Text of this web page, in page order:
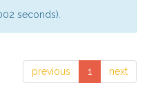
seconds).
previous 1 next